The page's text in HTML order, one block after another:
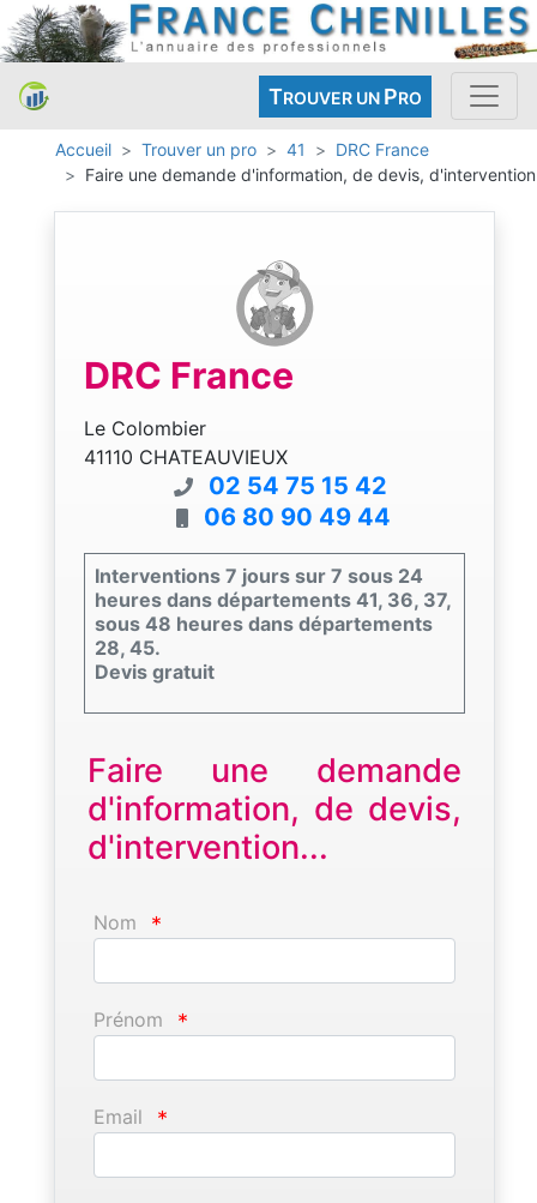
TROUVER UN PRO
Accueil Trouver un pro 41
DRC France
Faire une demande d'information, de devis, d'intervention
DRC France
Le Colombier
41110 CHATEAUVIEUX
02 54 75 15 42
06 80 90 49 44
Interventions 7 jours sur 7 sous 24
heures dans départements 41, 36, 37,
sous 48 heures dans départements
28, 45.
Devis gratuit
Faire une demande
d'information, de devis,
d'intervention...
Nom *
Prénom *
Email *